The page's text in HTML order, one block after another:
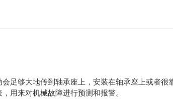
足够大地传到轴承座上，安装在轴承座上或者很
用来对机械故障进行预测和报警。